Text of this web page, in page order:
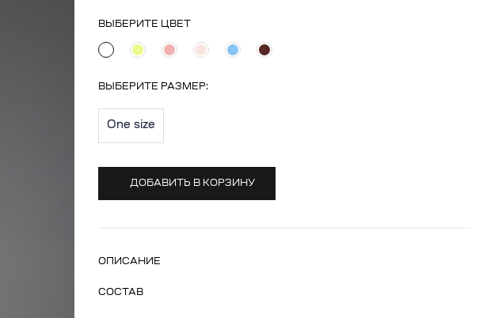
ВЫБЕРИТЕ ЦВЕТ
ВЫБЕРИТЕ РАЗМЕР:
One size
ДОБАВИТЬ В КОРЗИНУ
ОПИСАНИЕ
СОСТАВ